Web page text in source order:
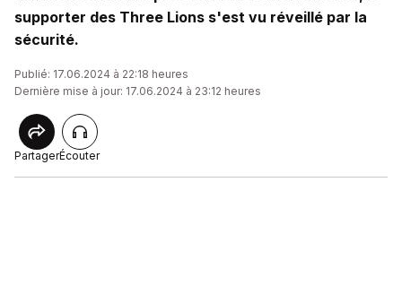
supporter des Three Lions s'est vu réveillé par la
sécurité.
Publié: 17.06.2024 à 22:18 heures
Dernière mise à jour: 17.06.2024 à 23:12 heures
PartagerÉcouter